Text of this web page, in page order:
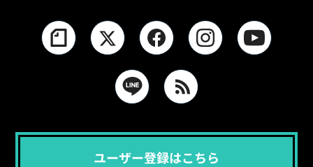
ユーザー登録はこちら